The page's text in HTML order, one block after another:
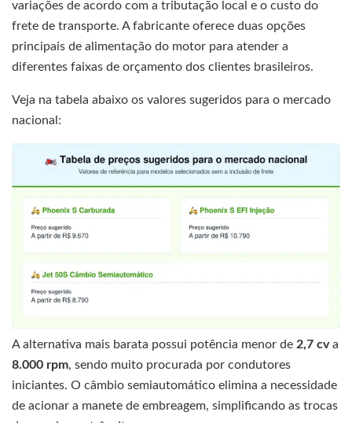
variações de acordo com a tributação local e o custo do
frete de transporte. A fabricante oferece duas opções
principais de alimentação do motor para atender a
diferentes faixas de orçamento dos clientes brasileiros.
Veja na tabela abaixo os valores sugeridos para o mercado
nacional:
A alternativa mais barata possui potência menor de 2,7 cva
8.000 rpm, sendo muito procurada por condutores
iniciantes. O câmbio semiautomático elimina a necessidade
de acionar a manete de embreagem, simplificando as trocas